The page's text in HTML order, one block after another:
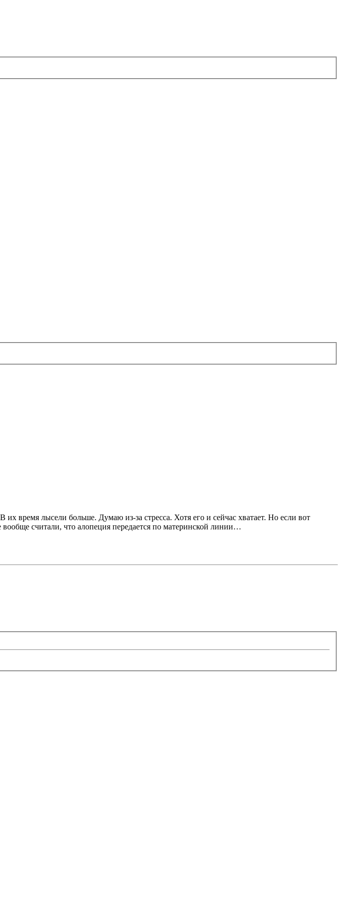
время лысели больше. Думаю из-за стресса. Хотя его и сейчас хватает. Но если вот
считали, что алопеция передается по материнской линии…